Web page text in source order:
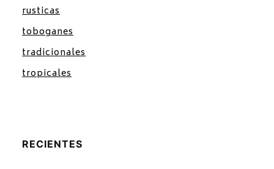
rusticas
toboganes
tradicionales
tropicales
RECIENTES